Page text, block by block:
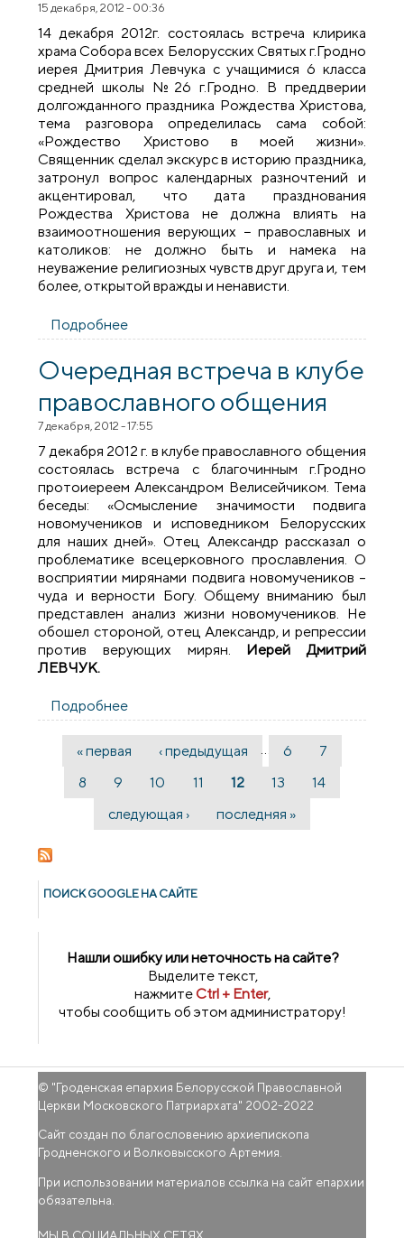
15 декабря, 2012 - 00:36
14 декабря 2012г. состоялась встреча клирика
храма Собора всех Белорусских Святых г.Гродно
иерея Дмитрия Левчука с учащимися 6 класса
средней школы №26 г.Гродно. В преддверии
долгожданного праздника Рождества Христова,
тема разговора определилась сама собой:
«Рождество Христово в моей жизни».
Священник сделал экскурс в историю праздника,
затронул вопрос календарных разночтений и
акцентировал, что дата празднования
Рождества Христова не должна влиять на
взаимоотношения верующих − православных и
католиков: не должно быть и намека на
неуважение религиозных чувств друг друга и, тем
более, открытой вражды и ненависти.
Подробнее
Очередная встреча в клубе
православного общения
7 декабря, 2012 - 17:55
7 декабря 2012 г. в клубе православного общения
состоялась встреча с благочинным г.Гродно
протоиереем Александром Велисейчиком. Тема
беседы: «Осмысление значимости подвига
новомучеников и исповедником Белорусских
для наших дней». Отец Александр рассказал о
проблематике всецерковного прославления. О
восприятии мирянами подвига новомучеников –
чуда и верности Богу. Общему вниманию был
представлен анализ жизни новомучеников. Не
обошел стороной, отец Александр, и репрессии
против верующих мирян.
Иерей Дмитрий
ЛЕВЧУК.
Подробнее
православного общения
Страницы
« первая ‹ предыдущая … 6
7
8
9 10 11 12 13
14
следующая ›
последняя »
ПОИСК GOОGLE НА САЙТЕ
Нашли ошибку или неточность на сайте?
Выделите текст,
нажмитеCtrl + Enter,
чтобы сообщить об этом администратору!
© "Гроденская епархия Белорусской Православной
Церкви Московского Патриархата" 2002-2022
Сайт создан по благословению архиепископа
Гродненского и Волковысского Артемия.
При использовании материалов ссылка на сайт епархии
обязательна.
МЫ В СОЦИАЛЬНЫХ СЕТЯХ